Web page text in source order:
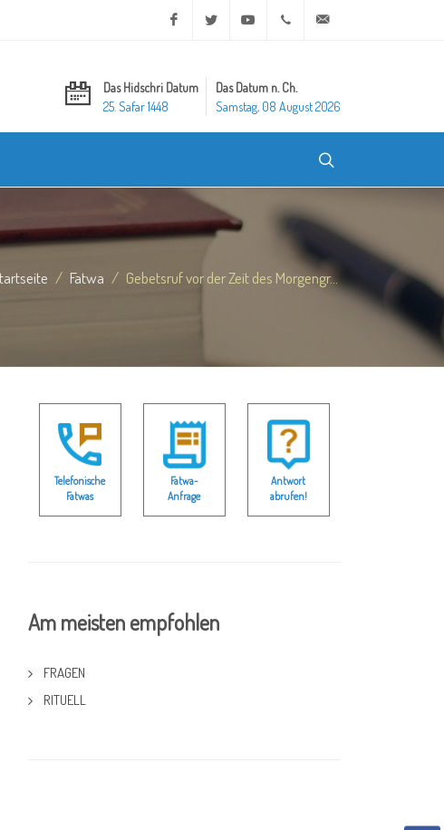
Facebook Twitter Youtube +20 2 25970400
Das Hidschri Datum
25. Safar 1448
Das Datum n. Ch.
Samstag, 08 August 2026
Fatwa Gebetsruf vor der Zeit des Morgengr...
Telefonische
Fatwas
Fatwa-
Anfrage
Antwort
abrufen!
Am meisten empfohlen
FRAGEN
RITUELL